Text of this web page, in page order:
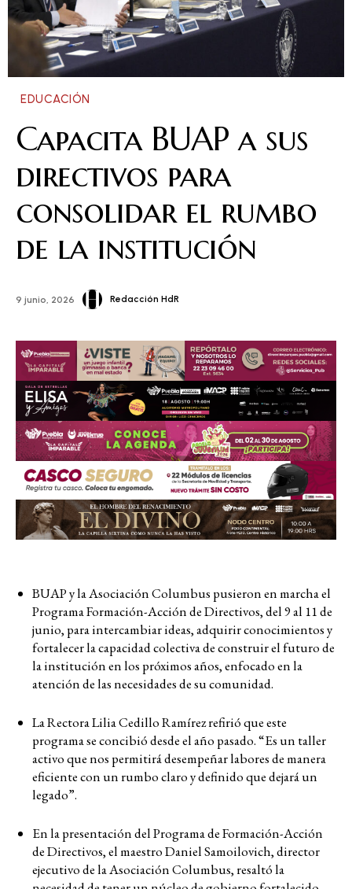
EDUCACIÓN
Capacita BUAP a sus
directivos para
consolidar el rumbo
de la institución
9 junio, 2026 Redacción HdR
BUAP y la Asociación Columbus pusieron en marcha el
Programa Formación-Acción de Directivos, del 9 al 11 de
junio, para intercambiar ideas, adquirir conocimientos y
fortalecer la capacidad colectiva de construir el futuro de
la institución en los próximos años, enfocado en la
atención de las necesidades de su comunidad.
La Rectora Lilia Cedillo Ramírez refirió que este
programa se concibió desde el año pasado. “Es un taller
activo que nos permitirá desempeñar labores de manera
eficiente con un rumbo claro y definido que dejará un
legado”.
En la presentación del Programa de Formación-Acción
de Directivos, el maestro Daniel Samoilovich, director
ejecutivo de la Asociación Columbus, resaltó la